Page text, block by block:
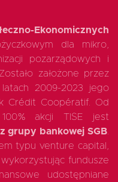
Ekonomicznych
dla mikro,
pozarządowych i
założone przez
2009-2023 jego
Crédit Coopératif. Od
akcji TISE jest
grupy bankowej SGB
typu venture capital,
fundusze
udostępniane